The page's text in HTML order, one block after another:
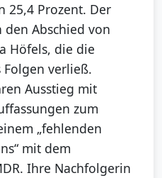
25,4 Prozent. Der
Abschied von
Höfels, die die
Folgen verließ.
Ausstieg mit
zum
„fehlenden
mit dem
Ihre Nachfolgerin